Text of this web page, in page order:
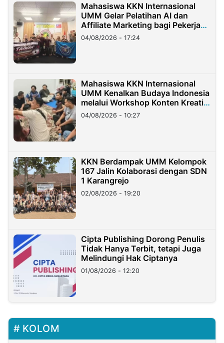
Mahasiswa KKN Internasional
UMM Gelar Pelatihan AI dan
Affiliate Marketing bagi Pekerja
Migran Indonesia di Taiwan
04/08/2026 - 17:24
Mahasiswa KKN Internasional
UMM Kenalkan Budaya Indonesia
melalui Workshop Konten Kreatif
di Taiwan
04/08/2026 - 10:27
KKN Berdampak UMM Kelompok
167 Jalin Kolaborasi dengan SDN
1 Karangrejo
02/08/2026 - 19:20
Cipta Publishing Dorong Penulis
Tidak Hanya Terbit, tetapi Juga
Melindungi Hak Ciptanya
01/08/2026 - 12:20
KOLOM